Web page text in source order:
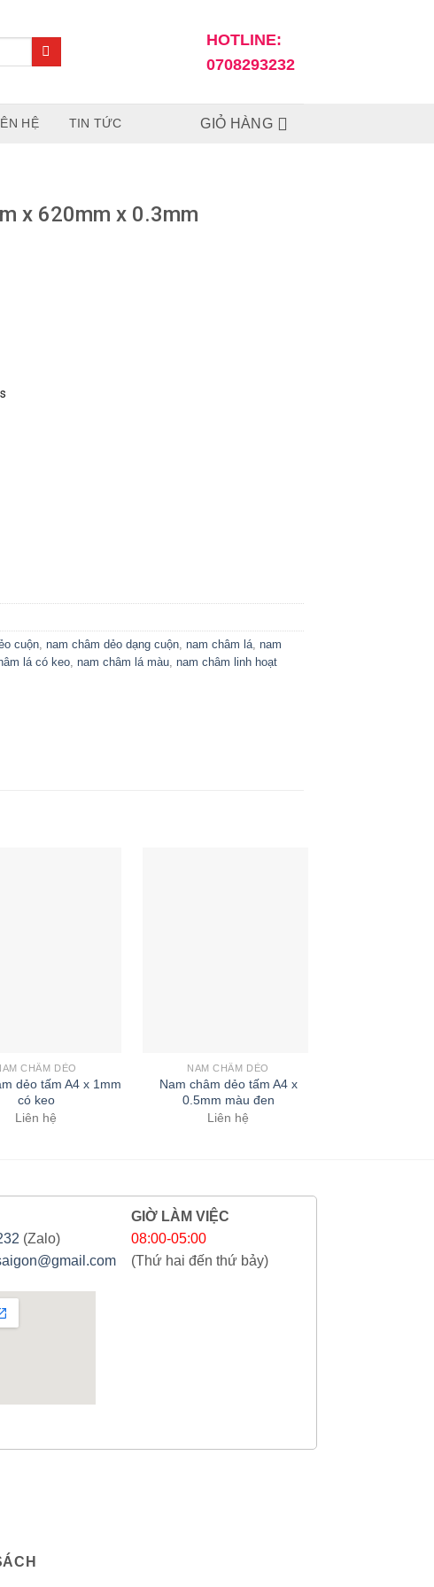
HOTLINE:
0708293232
HỆ TIN TỨC GIỎ HÀNG
x 620mm x 0.3mm
cuộn, nam châm dẻo dạng cuộn, nam châm lá, nam
lá có keo, nam châm lá màu, nam châm linh hoạt
CHÂM DẺO
dẻo tấm A4 x 1mm
có keo
Liên hệ
NAM CHÂM DẺO
Nam châm dẻo tấm A4 x
0.5mm màu đen
Liên hệ
(Zalo)
GIỜ LÀM VIỆC
08:00-05:00
(Thứ hai đến thứ bảy)